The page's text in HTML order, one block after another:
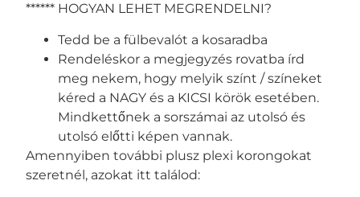
****** HOGYAN LEHET MEGRENDELNI?
Tedd be a fülbevalót a kosaradba
Rendeléskor a megjegyzés rovatba írd
meg nekem, hogy melyik színt / színeket
kéred a NAGY és a KICSI körök esetében.
Mindkettőnek a sorszámai az utolsó és
utolsó előtti képen vannak.
Amennyiben további plusz plexi korongokat
szeretnél, azokat itt találod: